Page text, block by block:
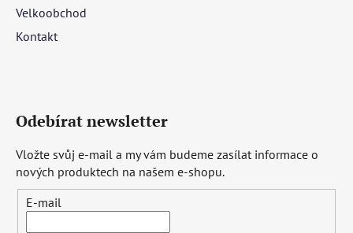
Velkoobchod
Kontakt
Odebírat newsletter
Vložte svůj e-mail a my vám budeme zasílat informace o
nových produktech na našem e-shopu.
E-mail